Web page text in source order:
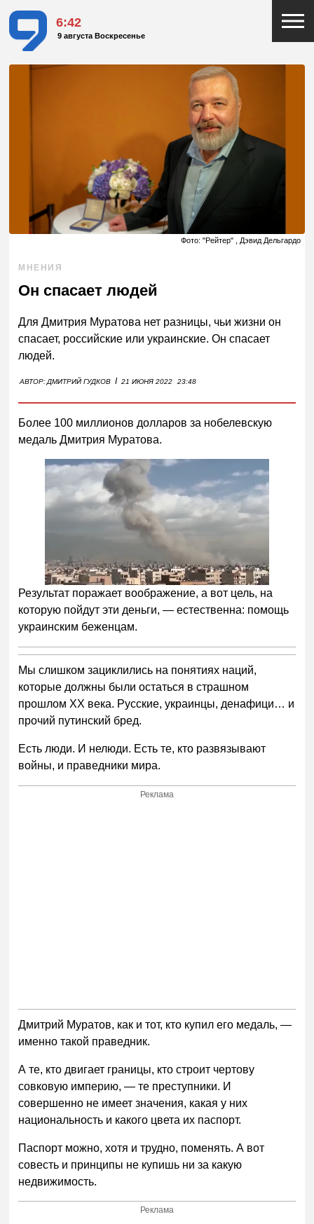
6:42
9 августа Воскресенье
Фото: "Рейтер" , Дэвид Дельгардо
МНЕНИЯ
Он спасает людей
Для Дмитрия Муратова нет разницы, чьи жизни он
спасает, российские или украинские. Он спасает
людей.
АВТОР:ДМИТРИЙ ГУДКОВ I 21 ИЮНЯ 2022 23:48
Более 100 миллионов долларов за нобелевскую
медаль Дмитрия Муратова.
Результат поражает воображение, а вот цель, на
которую пойдут эти деньги, — естественна: помощь
украинским беженцам.
Мы слишком зациклились на понятиях наций,
которые должны были остаться в страшном
прошлом XX века. Русские, украинцы, денафици… и
прочий путинский бред.
Есть люди. И нелюди. Есть те, кто развязывают
войны, и праведники мира.
Реклама
Дмитрий Муратов, как и тот, кто купил его медаль, —
именно такой праведник.
А те, кто двигает границы, кто строит чертову
совковую империю, — те преступники. И
совершенно не имеет значения, какая у них
национальность и какого цвета их паспорт.
Паспорт можно, хотя и трудно, поменять. А вот
совесть и принципы не купишь ни за какую
недвижимость.
Реклама